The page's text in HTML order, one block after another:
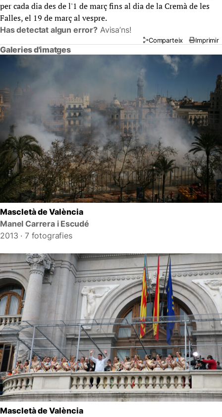
per cada dia des de l'1 de març fins al dia de la Cremà de les
Falles, el 19 de març al vespre.
Has detectat algun error? Avisa’ns!
Comparteix Imprimir
Galeries d'imatges
Mascletà de València
Manel Carrera i Escudé
2013 · 7 fotografies
Mascletà de València